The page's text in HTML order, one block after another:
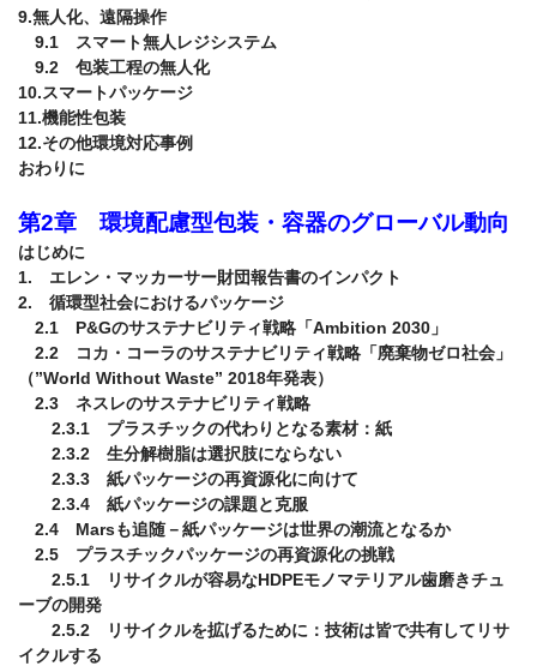
9.無人化、遠隔操作
9.1　スマート無人レジシステム
9.2　包装工程の無人化
10.スマートパッケージ
11.機能性包装
12.その他環境対応事例
おわりに
第2章　環境配慮型包装・容器のグローバル動向
はじめに
1.　エレン・マッカーサー財団報告書のインパクト
2.　循環型社会におけるパッケージ
2.1　P&Gのサステナビリティ戦略「Ambition 2030」
2.2　コカ・コーラのサステナビリティ戦略「廃棄物ゼロ社会」
（”World Without Waste” 2018年発表）
2.3　ネスレのサステナビリティ戦略
2.3.1　プラスチックの代わりとなる素材：紙
2.3.2　生分解樹脂は選択肢にならない
2.3.3　紙パッケージの再資源化に向けて
2.3.4　紙パッケージの課題と克服
2.4　Marsも追随－紙パッケージは世界の潮流となるか
2.5　プラスチックパッケージの再資源化の挑戦
2.5.1　リサイクルが容易なHDPEモノマテリアル歯磨きチュ
ーブの開発
2.5.2　リサイクルを拡げるために：技術は皆で共有してリサ
イクルする